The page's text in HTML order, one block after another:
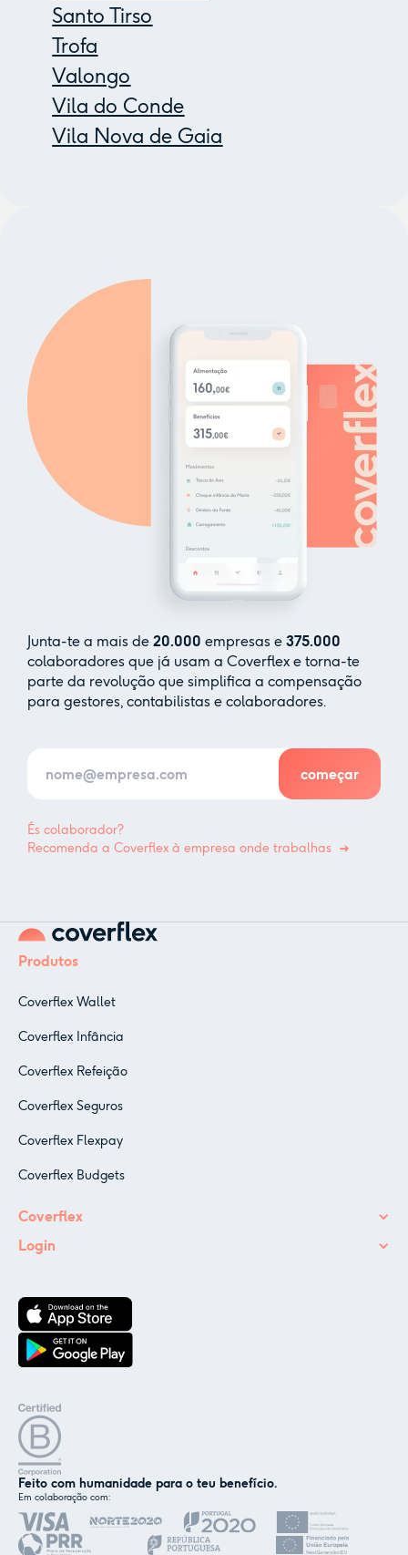
Santo Tirso
Trofa
Valongo
Vila do Conde
Vila Nova de Gaia
Junta-te a mais de 20.000 empresas e 375.000
colaboradores que já usam a Coverflex e torna-te
parte da revolução que simplifica a compensação
para gestores, contabilistas e colaboradores.
És colaborador?
Recomenda a Coverflex à empresa onde trabalhas
Produtos
Coverflex Wallet
Coverflex Infância
Coverflex Refeição
Coverflex Seguros
Coverflex Flexpay
Coverflex Budgets
Coverflex
Login
Feito com humanidade para o teu benefício.
Em colaboração com:
Nós e os nossos parceiros usamos cookies ou
tecnologias semelhantes, conforme